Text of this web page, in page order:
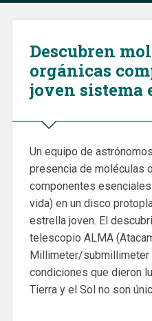
Descubren
orgánicas
joven sistema
Un equipo de
presencia de moléculas
componentes
vida) en un disco
estrella joven. El
telescopio ALMA
Millimeter/submillimeter
condiciones que dieron
Tierra y el Sol no son